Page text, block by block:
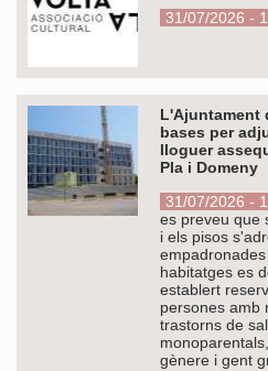
31/07/2026 -
L'Ajuntament
bases per
lloguer
Pla i Domeny
31/07/2026 -
es preveu que
i els pisos
habitatges es
establert
persones amb
trastorns de
gènere i gent